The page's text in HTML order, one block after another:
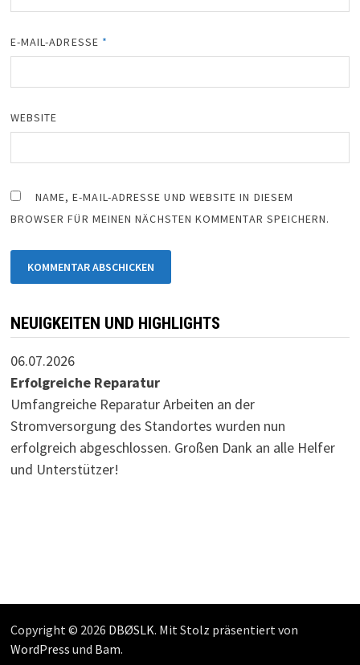
E-MAIL-ADRESSE *
WEBSITE
NAME, E-MAIL-ADRESSE UND WEBSITE IN DIESEM
BROWSER FÜR MEINEN NÄCHSTEN KOMMENTAR SPEICHERN.
NEUIGKEITEN UND HIGHLIGHTS
06.07.2026
Erfolgreiche Reparatur
Umfangreiche Reparatur Arbeiten an der
Stromversorgung des Standortes wurden nun
erfolgreich abgeschlossen. Großen Dank an alle Helfer
und Unterstützer!
Copyright © 2026 DBØSLK. Mit Stolz präsentiert von
WordPress und Bam.